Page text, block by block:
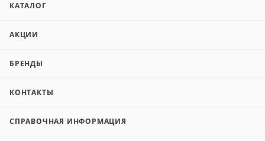
КАТАЛОГ
АКЦИИ
БРЕНДЫ
КОНТАКТЫ
СПРАВОЧНАЯ ИНФОРМАЦИЯ